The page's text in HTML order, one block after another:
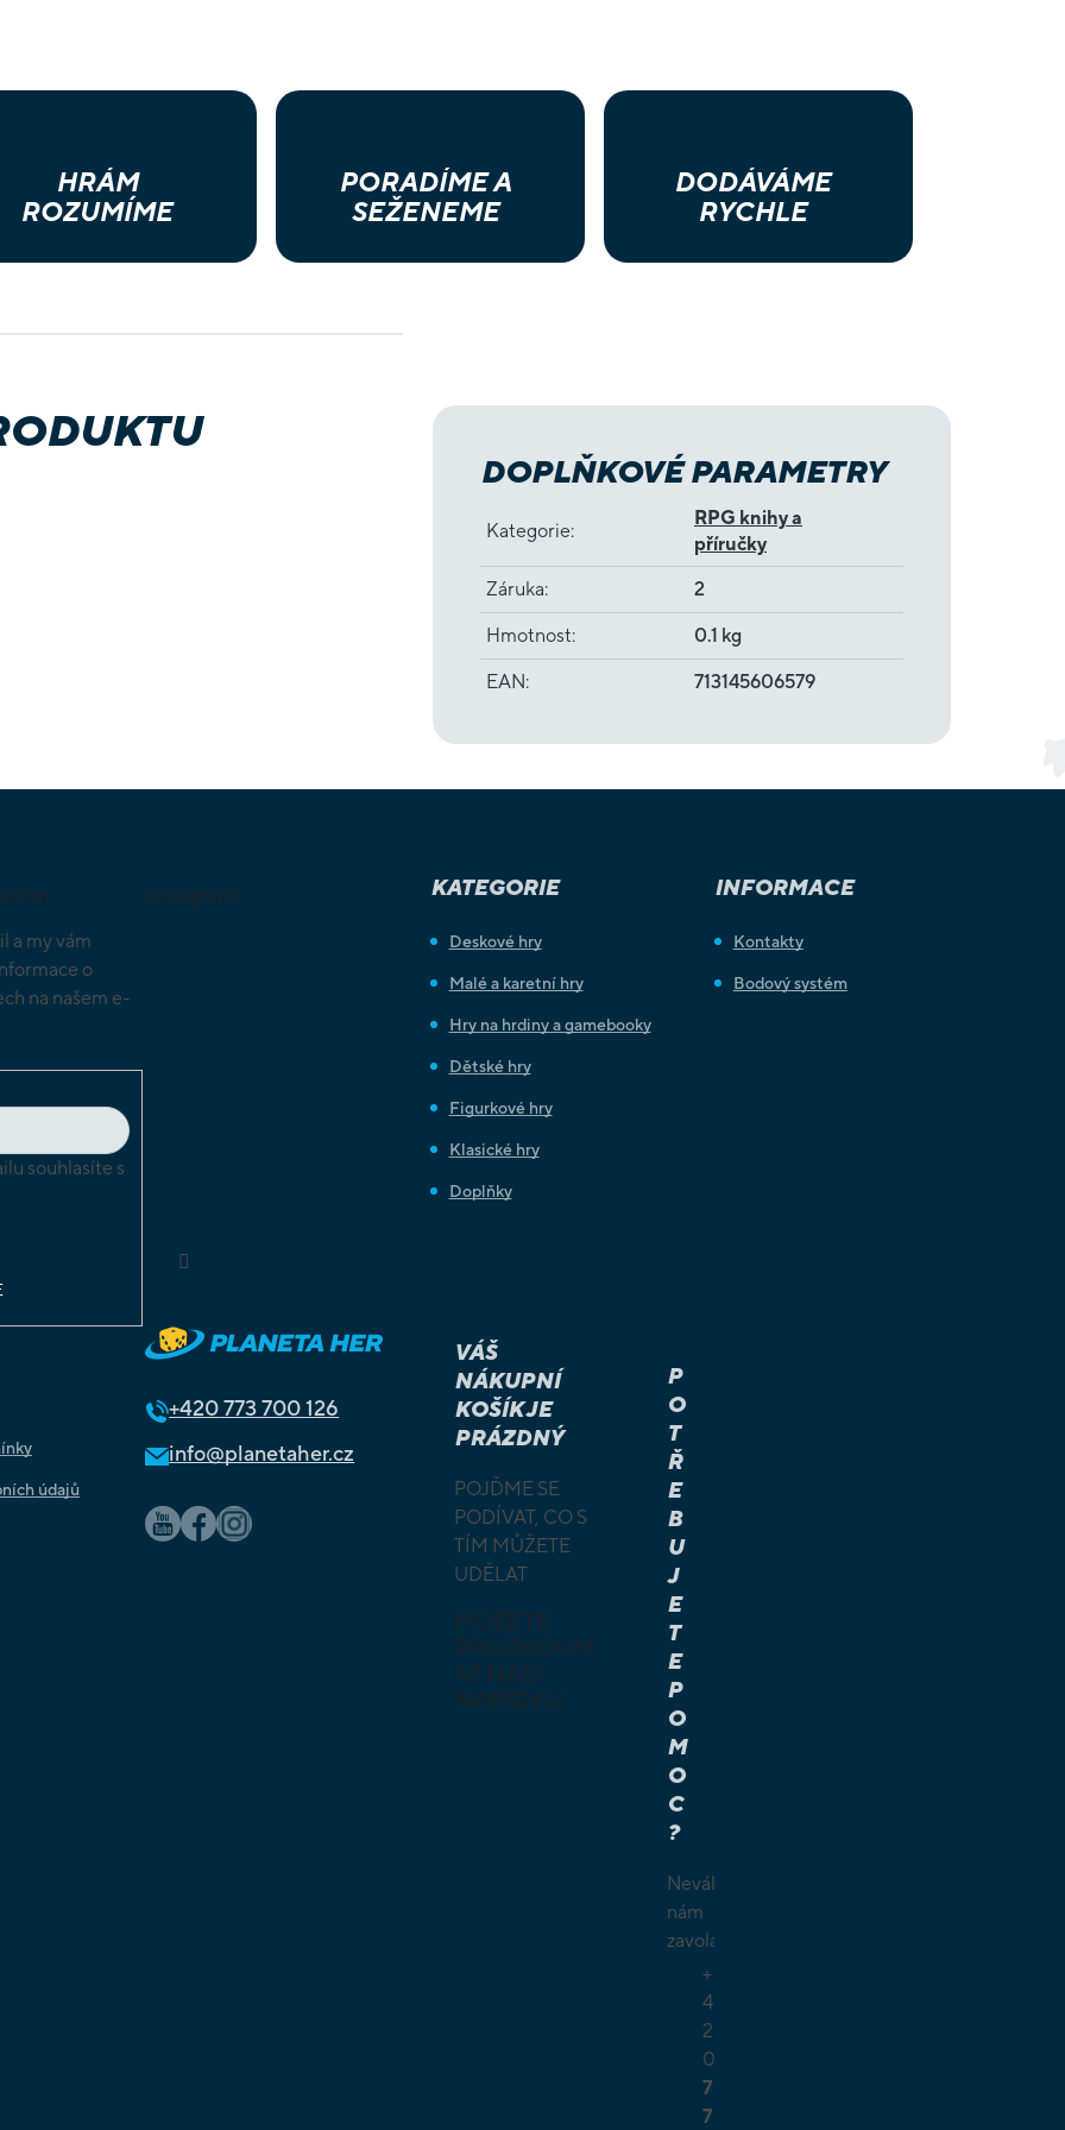
HRÁM
ROZUMÍME
PORADÍME A
SEŽENEME
DODÁVÁME
RYCHLE
DOPLŇKOVÉ PARAMETRY
Kategorie:
RPG knihy a
příručky
Záruka: 2
Hmotnost: 0.1 kg
EAN: 713145606579
a my vám
o
na našem e-
souhlasíte s
Instagram KATEGORIE
Deskové hry
Malé a karetní hry
Hry na hrdiny a gamebooky
Dětské hry
Figurkové hry
Klasické hry
Doplňky
INFORMACE
Kontakty
Bodový systém
údajů
+420773 700 126
info@planetaher.cz
VÁŠ
NÁKUPNÍ
KOŠÍK JE
PRÁZDNÝ
POJĎME SE
PODÍVAT, CO S
TÍM MŮŽETE
UDĚLAT
MŮŽETE
PROZKOUM
AT NAŠI
NABÍDKU
P
O
T
Ř
E
B
U
J
E
T
E
P
O
M
O
C
?
Neváhejte
nám
zavolat.
+
4
2
0
7
7